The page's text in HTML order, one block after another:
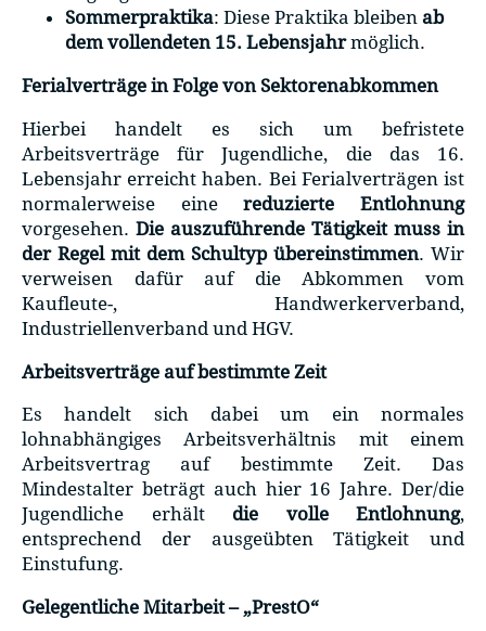
Sommerpraktika: Diese Praktika bleiben ab
dem vollendeten 15. Lebensjahrmöglich.
Ferialverträge in Folge von Sektorenabkommen
Hierbei handelt es sich um befristete
Arbeitsverträge für Jugendliche, die das 16.
Lebensjahr erreicht haben. Bei Ferialverträgen ist
normalerweise einereduzierte Entlohnung
vorgesehen. Die auszuführende Tätigkeit muss in
der Regel mit dem Schultyp übereinstimmen. Wir
verweisen dafür auf die Abkommen vom
Kaufleute-, Handwerkerverband,
Industriellenverband und HGV.
Arbeitsverträge auf bestimmte Zeit
Es handelt sich dabei um ein normales
lohnabhängiges Arbeitsverhältnis mit einem
Arbeitsvertrag auf bestimmte Zeit. Das
Mindestalter beträgt auch hier 16 Jahre. Der/die
Jugendliche erhält die volle Entlohnung,
entsprechend der ausgeübten Tätigkeit und
Einstufung.
Gelegentliche Mitarbeit – „PrestO“